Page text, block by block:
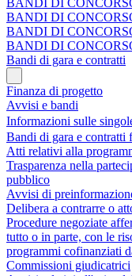
BANDI DI
BANDI DI
BANDI DI
Bandi di gara e contratti
Finanza di progetto
Avvisi e bandi
Informazioni sulle
Bandi di gara e contratti
Atti relativi alla
Trasparenza nella
pubblico
Avvisi di
Delibera a contrarre o
Procedure negoziate
tutto o in parte, con le
programmi cofinanziati
Commissioni giudicatrici